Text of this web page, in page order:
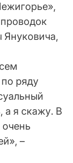
ряду
а я скажу. В
–